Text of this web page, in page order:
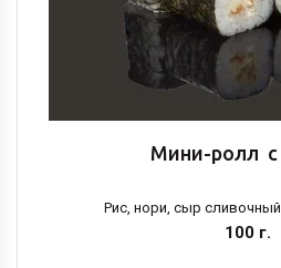
Мини-ролл
Рис, нори, сыр
100 г.